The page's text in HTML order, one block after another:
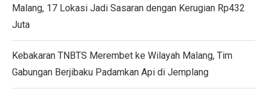
Malang, 17 Lokasi Jadi Sasaran dengan Kerugian Rp432
Juta
Kebakaran TNBTS Merembet ke Wilayah Malang, Tim
Gabungan Berjibaku Padamkan Api di Jemplang